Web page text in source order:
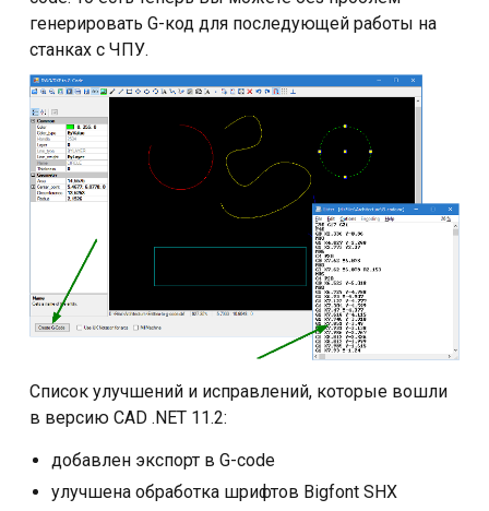
Контакты
Разработка ПО
генерировать G-код для последующей работы на
станках с ЧПУ.
Список улучшений и исправлений, которые вошли
в версию CAD .NET 11.2:
добавлен экспорт в G-code
улучшена обработка шрифтов Bigfont SHX